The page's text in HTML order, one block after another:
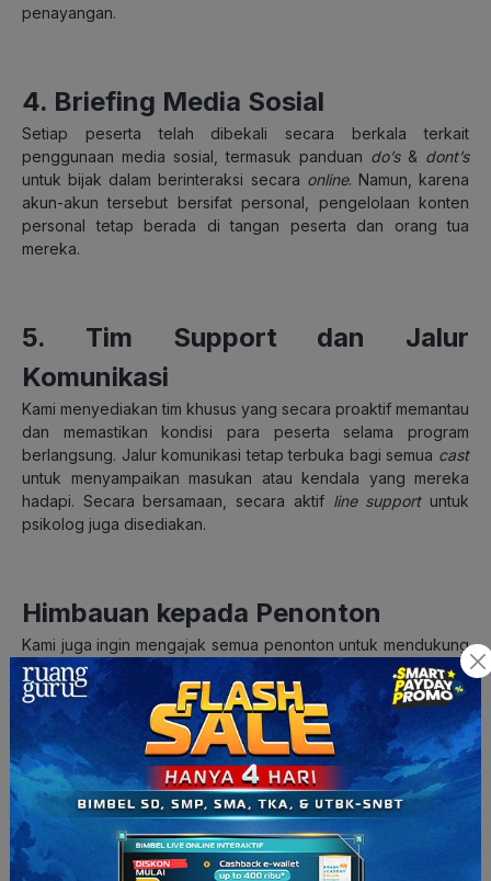
penayangan.
4. Briefing Media Sosial
Setiap peserta telah dibekali secara berkala terkait
penggunaan media sosial, termasuk panduan do’s& dont’s
untuk bijak dalam berinteraksi secara online. Namun, karena
akun-akun tersebut bersifat personal, pengelolaan konten
personal tetap berada di tangan peserta dan orang tua
mereka.
5. Tim Support dan Jalur
Komunikasi
Kami menyediakan tim khusus yang secara proaktif memantau
dan memastikan kondisi para peserta selama program
berlangsung. Jalur komunikasi tetap terbuka bagi semua cast
untuk menyampaikan masukan atau kendala yang mereka
hadapi. Secara bersamaan, secara aktif line supportuntuk
psikolog juga disediakan.
Himbauan kepada Penonton
Kami juga ingin mengajak semua penonton untuk mendukung
para peserta dengan bijak dan tidak berlebihan. Hindari
komentar negatif atau kritik berlebihan terhadap mereka.
Perlu diingat, para peserta ini adalah individu terbaik di
bidangnya yang telah melalui proses seleksi ketat dalam
acara bertema tantangan akademis.
Dengan langkah-langkah ini, kami berharap semua pihak
dapat memahami bahwa program ini dijalankan dengan niat
baik, persiapan, dan dukungan yang berkelanjutan untuk
para peserta.